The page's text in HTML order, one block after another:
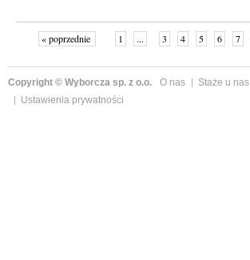
« poprzednie 1 ... 3 4 5 6 7
Copyright © Wyborcza sp. z o.o. O nas Staże u nas
Ustawienia prywatności